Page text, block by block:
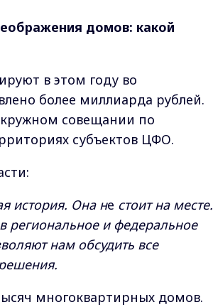
домов: какой
в этом году во
более миллиарда рублей.
совещании по
субъектов ЦФО.
история. Она не стоит на месте.
региональное и федеральное
нам обсудить все
многоквартирных домов.